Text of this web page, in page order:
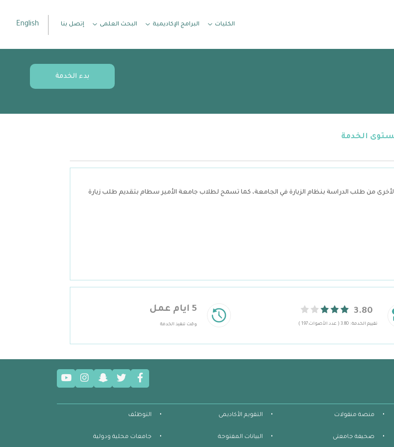
الكليات البرامج الإكاديمية البحث العلمى إتصل بنا English
بدء الخدمة
الخدمة
من طلب الدراسة بنظام الزيارة في الجامعة، كما تسمح لطلاب جامعة الأمير سطام بتقديم طلب زيارة
3.80
تقييم الخدمة : 3.80 ( عدد الأصوات:197 )
5 ايام عمل
وقت تنفيذ الخدمة
منصة منقولات التقويم الأكاديمى التوظئف
صحيفة جامعتى البيانات المفتوحة جامعات محلية ودولية